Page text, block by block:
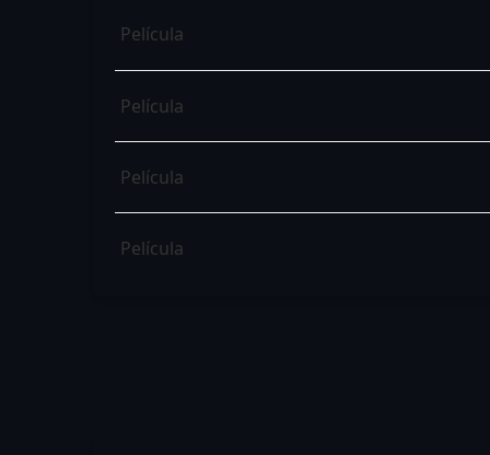
Película
Película
Película
Película